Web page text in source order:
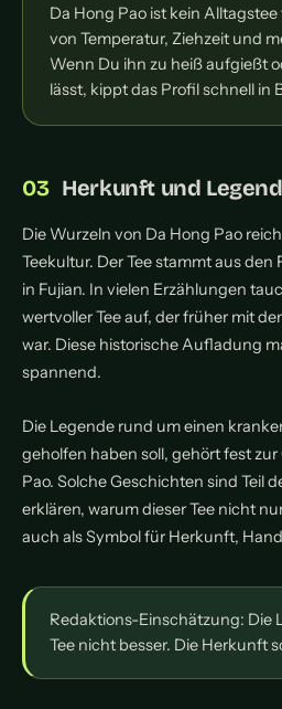
Da Hong Pao ist kein
von Temperatur, Ziehzeit und
Wenn Du ihn zu heiß aufgießt
lässt, kippt das Profil schnell in
Herkunft und
Die Wurzeln von Da Hong Pao
Teekultur. Der Tee stammt aus
in Fujian. In vielen Erzählungen
wertvoller Tee auf, der früher mit
war. Diese historische Aufladung
spannend.
Die Legende rund um einen
geholfen haben soll, gehört fest
Pao. Solche Geschichten sind Teil
erklären, warum dieser Tee nicht
auch als Symbol für Herkunft,
Redaktions-Einschätzung: Die
Tee nicht besser. Die Herkunft